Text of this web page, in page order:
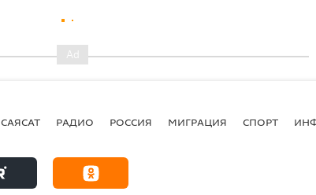
САЯСАТ РАДИО РОССИЯ МИГРАЦИЯ СПОРТ